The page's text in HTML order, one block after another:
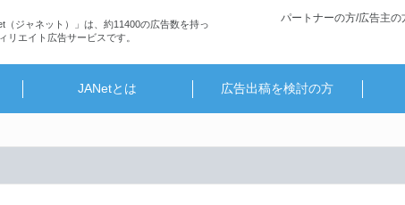
（ジャネット）」は、約11400の広告数を持っ
リエイト広告サービスです。
パートナーの方/広告主の
JANetとは 広告出稿を検討の方